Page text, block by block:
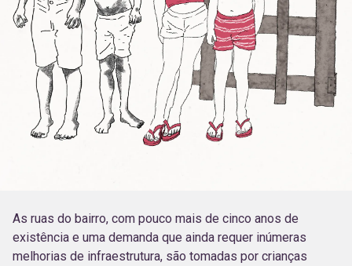
As ruas do bairro, com pouco mais de cinco anos de
existência e uma demanda que ainda requer inúmeras
melhorias de infraestrutura, são tomadas por crianças